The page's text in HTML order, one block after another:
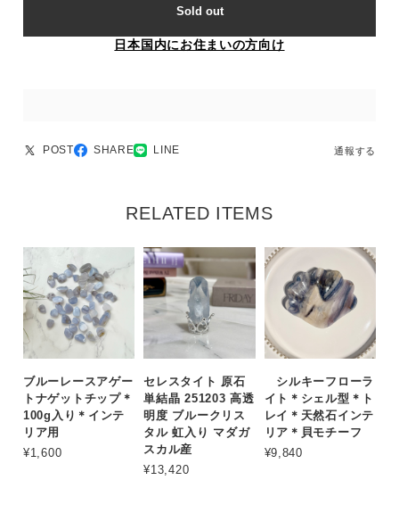
Sold out
日本国内にお住まいの方向け
POST SHARE LINE 通報する
RELATED ITEMS
ブルーレースアゲー
トナゲットチップ＊
100g入り＊インテ
リア用
¥1,600
セレスタイト 原石
単結晶 251203 高透
明度 ブルークリス
タル 虹入り マダガ
スカル産
¥13,420
シルキーフローラ
イト＊シェル型＊ト
レイ＊天然石インテ
リア＊貝モチーフ
¥9,840